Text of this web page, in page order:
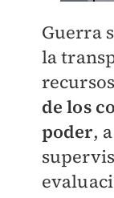
Guerra
la
de los
poder,